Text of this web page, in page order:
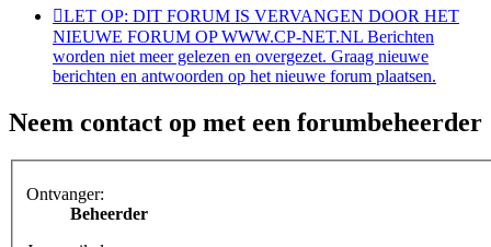
LET OP: DIT FORUM IS VERVANGEN DOOR HET
NIEUWE FORUM OP WWW.CP-NET.NL Berichten
worden niet meer gelezen en overgezet. Graag nieuwe
berichten en antwoorden op het nieuwe forum plaatsen.
Neem contact op met een forumbeheerder
Ontvanger:
Beheerder